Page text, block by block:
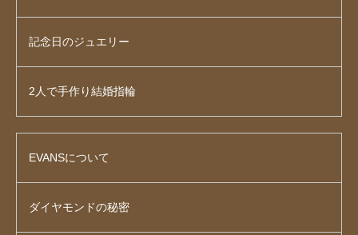
記念日のジュエリー
2人で手作り結婚指輪
EVANSについて
ダイヤモンドの秘密